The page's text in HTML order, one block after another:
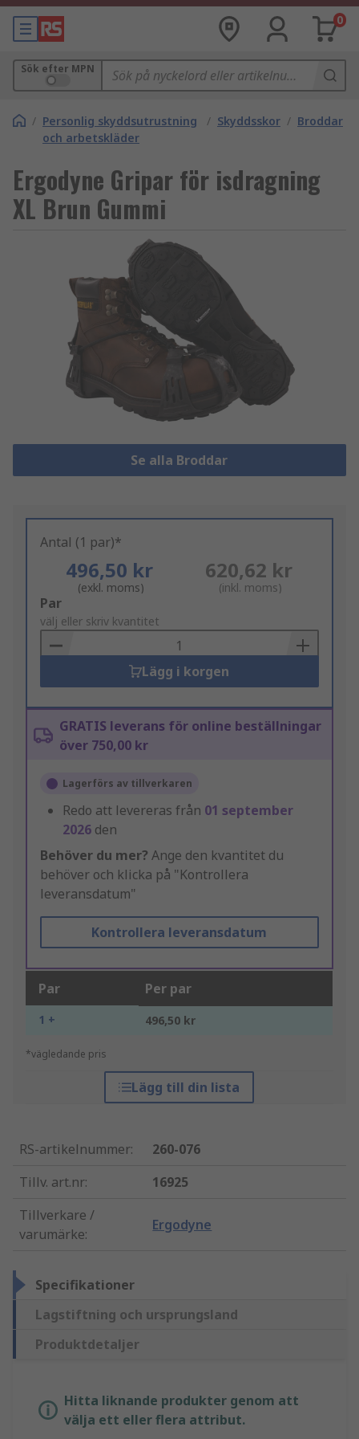
0
Sök efter MPN
/ Personlig skyddsutrustning
och arbetskläder
/ Skyddsskor / Broddar
Ergodyne Gripar för isdragning
XL Brun Gummi
Se alla Broddar
Antal (1 par)*
496,50 kr
(exkl. moms)
620,62 kr
(inkl. moms)
Add
to
Basket
Par
välj eller skriv kvantitet
Lägg i korgen
GRATIS leverans för online beställningar
över 750,00 kr
Lagerförs av tillverkaren
Redo att levereras från 01 september
2026 den
Behöver du mer? Ange den kvantitet du
behöver och klicka på "Kontrollera
leveransdatum"
Kontrollera leveransdatum
Par Per par
1 + 496,50 kr
*vägledande pris
Lägg till din lista
RS-artikelnummer:
260-076
Tillv. art.nr:
16925
Tillverkare /
varumärke:
Ergodyne
Specifikationer
Lagstiftning och ursprungsland
Produktdetaljer
Hitta liknande produkter genom att
välja ett eller flera attribut.